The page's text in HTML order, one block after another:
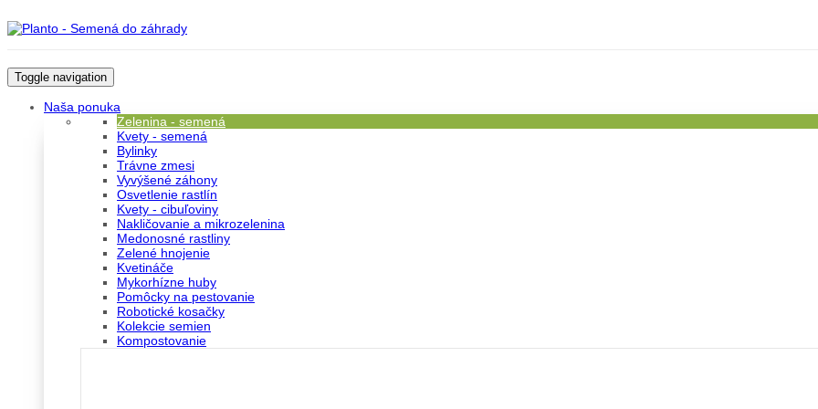
Toggle navigation
Naša ponuka
Zelenina - semená
Kvety - semená
Bylinky
Trávne zmesi
Vyvýšené záhony
Osvetlenie rastlín
Kvety - cibuľoviny
Nakličovanie a mikrozelenina
Medonosné rastliny
Zelené hnojenie
Kvetináče
Mykorhízne huby
Pomôcky na pestovanie
Robotické kosačky
Kolekcie semien
Kompostovanie